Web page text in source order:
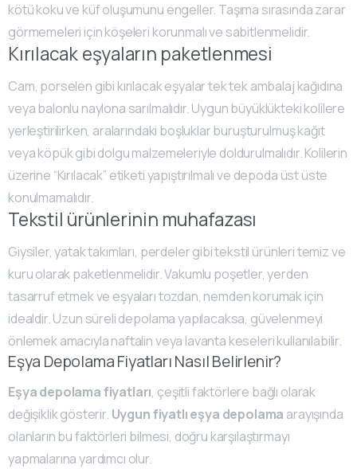
kötü koku ve küf oluşumunu engeller. Taşıma sırasında zarar
görmemeleri için köşeleri korunmalı ve sabitlenmelidir.
Kırılacak eşyaların paketlenmesi
Cam, porselen gibi kırılacak eşyalar tek tek ambalaj kağıdına
veya balonlu naylona sarılmalıdır. Uygun büyüklükteki kolilere
yerleştirilirken, aralarındaki boşluklar buruşturulmuş kağıt
veya köpük gibi dolgu malzemeleriyle doldurulmalıdır. Kolilerin
üzerine “Kırılacak” etiketi yapıştırılmalı ve depoda üst üste
konulmamalıdır.
Tekstil ürünlerinin muhafazası
Giysiler, yatak takımları, perdeler gibi tekstil ürünleri temiz ve
kuru olarak paketlenmelidir. Vakumlu poşetler, yerden
tasarruf etmek ve eşyaları tozdan, nemden korumak için
idealdir. Uzun süreli depolama yapılacaksa, güvelenmeyi
önlemek amacıyla naftalin veya lavanta keseleri kullanılabilir.
Eşya Depolama Fiyatları Nasıl Belirlenir?
Eşya depolama fiyatları, çeşitli faktörlere bağlı olarak
değişiklik gösterir. Uygun fiyatlı eşya depolama arayışında
olanların bu faktörleri bilmesi, doğru karşılaştırmayı
yapmalarına yardımcı olur.